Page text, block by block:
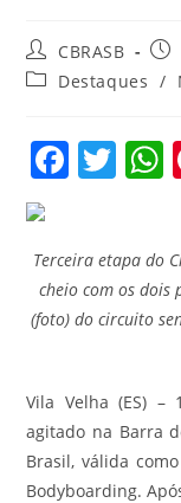
Autor
do
post:
CBRASB
Categoria
Destaques /
F
e
b
o
k
T
er s
Terceira etapa do
cheio com os dois
(foto) do circuito
Vila Velha (ES)
agitado na Barra
Brasil, válida
Bodyboarding.